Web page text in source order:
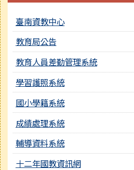
臺南資教中心
教育局公告
教育人員差勤管理系統
學習護照系統
國小學籍系統
成績處理系統
輔導資料系統
十二年國教資訊網